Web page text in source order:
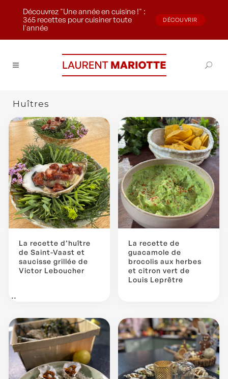
Découvrez "Une année en cuisine !" :
365 recettes pour cuisiner toute
l'année
DÉCOUVRIR
Huîtres
La recette d’huître
de Saint-Vaast et
saucisse grillée de
Victor Leboucher
...
La recette de
guacamole de
brocolis aux herbes
et citron vert de
Louis Leprêtre